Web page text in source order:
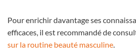
Pour enrichir davantage ses
efficaces, il est recommandé de
sur la routine beauté masculine